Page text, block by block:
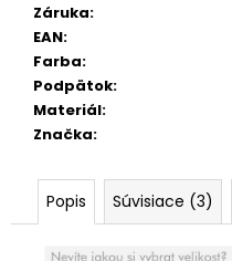
Záruka:
EAN:
Farba:
Podpätok:
Materiál:
Značka:
Popis Súvisiace (3)